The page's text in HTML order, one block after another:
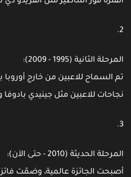
الثانية (1995 - 2009):
السماح للاعبين من خارج أوروبا
للاعبين مثل جينيدي بادوفا
الحديثة (2010 - حتى الآن):
الجائزة عالمية، وضمّت